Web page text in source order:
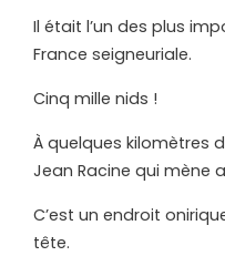
Il était l’un des plus
France seigneuriale.
Cinq mille nids !
À quelques kilomètres
Jean Racine qui mène
C’est un endroit
tête.